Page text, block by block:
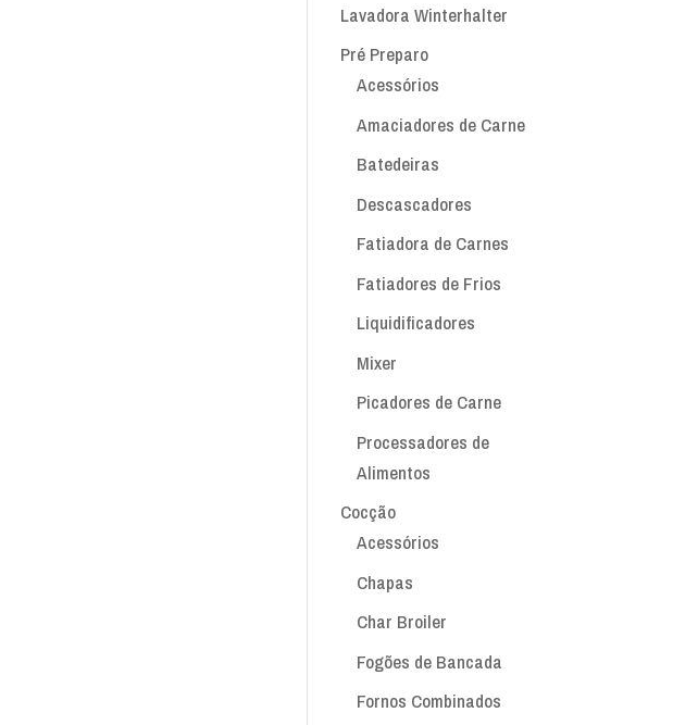
Lavadora Winterhalter
Pré Preparo
Acessórios
Amaciadores de Carne
Batedeiras
Descascadores
Fatiadora de Carnes
Fatiadores de Frios
Liquidificadores
Mixer
Picadores de Carne
Processadores de
Alimentos
Cocção
Acessórios
Chapas
Char Broiler
Fogões de Bancada
Fornos Combinados